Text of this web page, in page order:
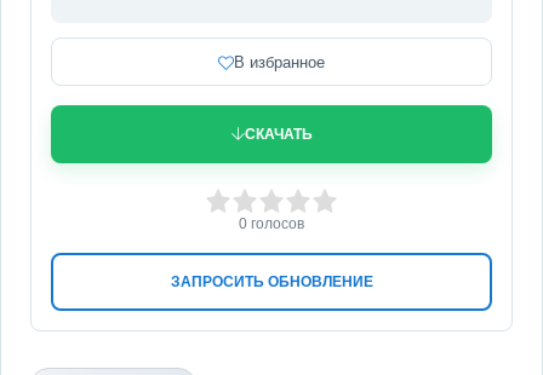
В избранное
СКАЧАТЬ
ЗАПРОСИТЬ ОБНОВЛЕНИЕ
3 4 5
0 голосов